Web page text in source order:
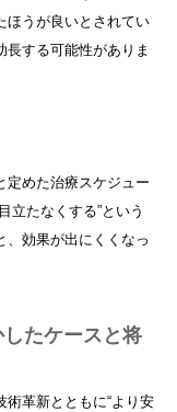
ほうが良いとされてい
長する可能性がありま
定めた治療スケジュー
立たなくする”という
、効果が出にくくなっ
たケースと将
革新とともに“より安